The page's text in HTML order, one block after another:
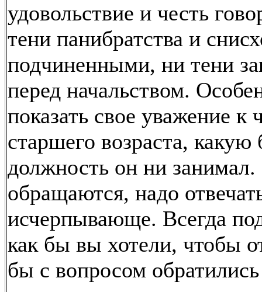
удовольствие и честь
тени панибратства и
подчиненными, ни тени
перед начальством.
показать свое уважение к
старшего возраста,
должность он ни занимал.
обращаются, надо
исчерпывающе. Всегда
как бы вы хотели, чтобы
бы с вопросом